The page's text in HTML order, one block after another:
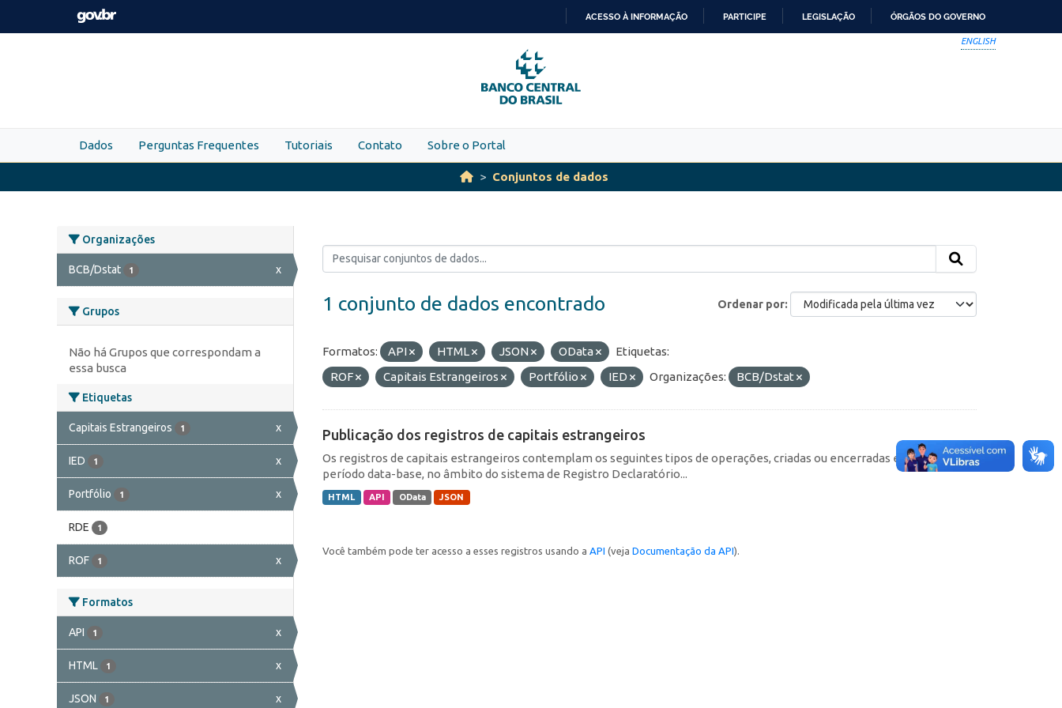
Skip to main content
PARA
O
CONTEÚDO
ACESSO À INFORMAÇÃO PARTICIPE LEGISLAÇÃO ÓRGÃOS DO GOVERNO
ENGLISH
Dados Perguntas Frequentes Tutoriais Contato Sobre o Portal
Conjuntos de dados
Organizações
BCB/Dstat 1 x
Grupos
Não há Grupos que correspondam a
essa busca
Etiquetas
Capitais Estrangeiros 1 x
IED 1 x
Portfólio 1 x
RDE 1
ROF 1 x
Formatos
API 1 x
HTML 1 x
JSON 1 x
Ordenar por
1 conjunto de dados encontrado
Formatos: API HTML JSON OData
Etiquetas:
ROF
Capitais Estrangeiros Portfólio IED Organizações: BCB/Dstat
Publicação dos registros de capitais estrangeiros
Os registros de capitais estrangeiros contemplam os seguintes tipos de operações, criadas ou encerradas em cada
período data-base, no âmbito do sistema de Registro Declaratório...
HTML API OData JSON
Você também pode ter acesso a esses registros usando a API (veja Documentação da API).